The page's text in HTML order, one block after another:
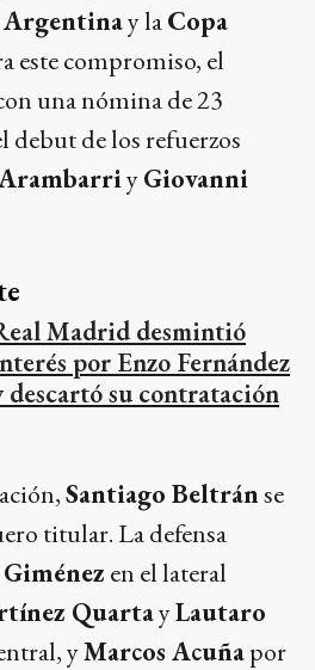
Argentinay laCopa
este compromiso, el
una nómina de 23
debut de los refuerzos
yGiovanni
Madrid desmintió
por Enzo Fernández
descartó su contratación
Santiago Beltránse
titular. La defensa
en el lateral
QuartayLautaro
yMarcos Acuñapor